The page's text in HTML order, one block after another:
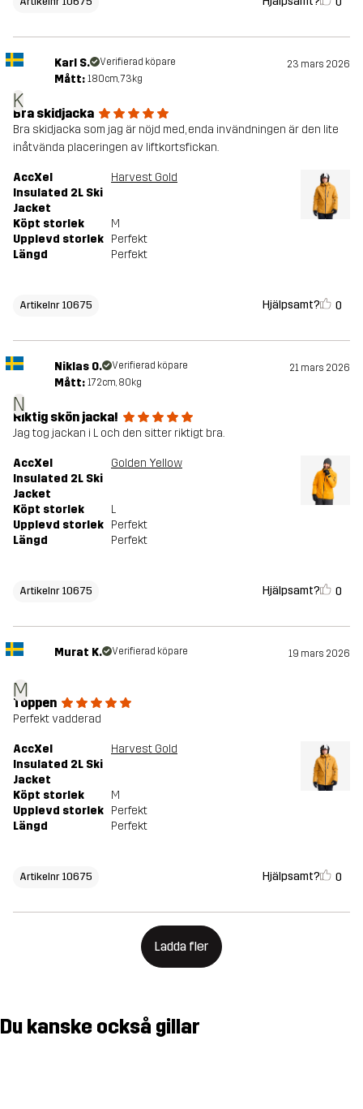
K
Karl S. Verifierad köpare 23 mars 2026
Mått: 180cm, 73kg
Bra skidjacka
Bra skidjacka som jag är nöjd med, enda invändningen är den lite
inåtvända placeringen av liftkortsfickan.
AccXel
Insulated 2L Ski
Jacket
Harvest Gold
Köpt storlek
M
Upplevd storlek Perfekt
Längd
Perfekt
Artikelnr 10675 Hjälpsamt? 0
N
Niklas O. Verifierad köpare 21 mars 2026
Mått: 172cm, 80kg
Riktig skön jacka!
Jag tog jackan i L och den sitter riktigt bra.
AccXel
Insulated 2L Ski
Jacket
Golden Yellow
Köpt storlek
L
Upplevd storlek Perfekt
Längd
Perfekt
Artikelnr 10675 Hjälpsamt? 0
M
Murat K. Verifierad köpare 19 mars 2026
Toppen
Perfekt vadderad
AccXel
Insulated 2L Ski
Jacket
Harvest Gold
Köpt storlek
M
Upplevd storlek Perfekt
Längd
Perfekt
Artikelnr 10675 Hjälpsamt? 0
Ladda fler
Du kanske också gillar